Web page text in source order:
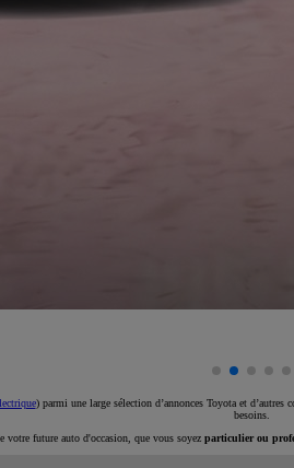
) parmi une large sélection d’annonces Toyota et
besoins.
votre future auto d'occasion, que vous soyez particulier ou